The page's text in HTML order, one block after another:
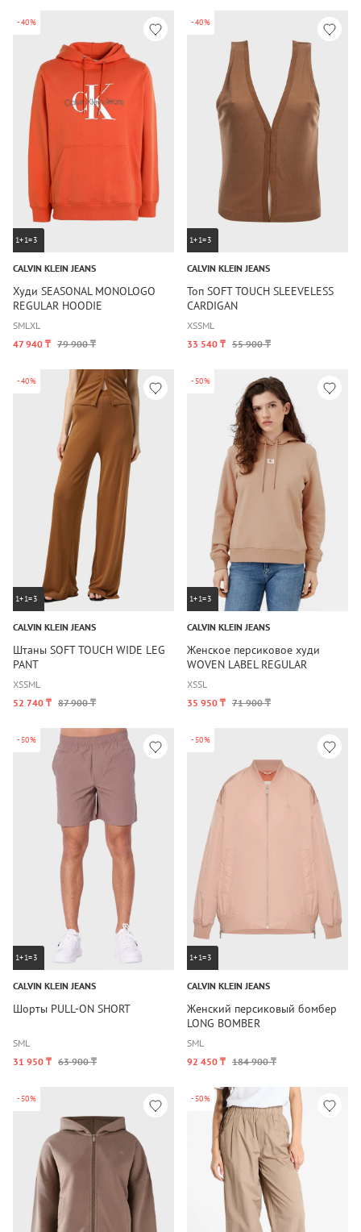
-40%
1+1=3
CALVIN KLEIN JEANS
Худи SEASONAL MONOLOGO
REGULAR HOODIE
SMLXL
47 940 ₸ 79 900 ₸
-40%
1+1=3
CALVIN KLEIN JEANS
Топ SOFT TOUCH SLEEVELESS
CARDIGAN
XSSML
33 540 ₸ 55 900 ₸
-40%
1+1=3
CALVIN KLEIN JEANS
Штаны SOFT TOUCH WIDE LEG
PANT
XSSML
52 740 ₸ 87 900 ₸
-50%
1+1=3
CALVIN KLEIN JEANS
Женское персиковое худи
WOVEN LABEL REGULAR
HOODIE
XSSL
35 950 ₸ 71 900 ₸
-50%
1+1=3
CALVIN KLEIN JEANS
Шорты PULL-ON SHORT
SML
31 950 ₸ 63 900 ₸
-50%
1+1=3
CALVIN KLEIN JEANS
Женский персиковый бомбер
LONG BOMBER
SML
92 450 ₸ 184 900 ₸
-50% -50%